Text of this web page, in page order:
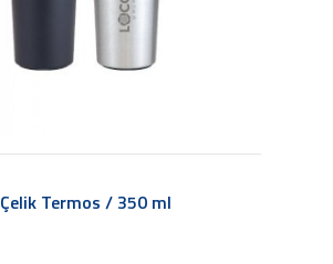
Çelik Termos / 350 ml